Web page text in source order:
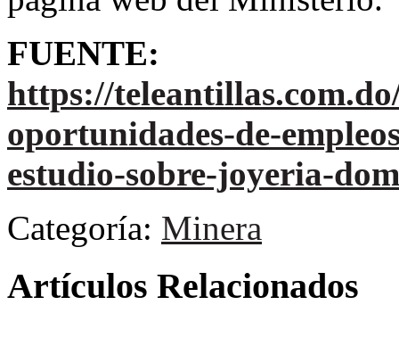
FUENTE:
https://
oportunidades-de-
estudio-sobre-joyeria-
Categoría: Minera
Artículos Relacionados